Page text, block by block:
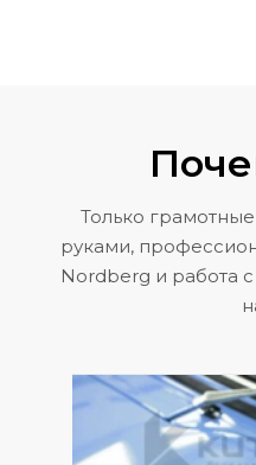
Только
руками,
Nordberg и работа